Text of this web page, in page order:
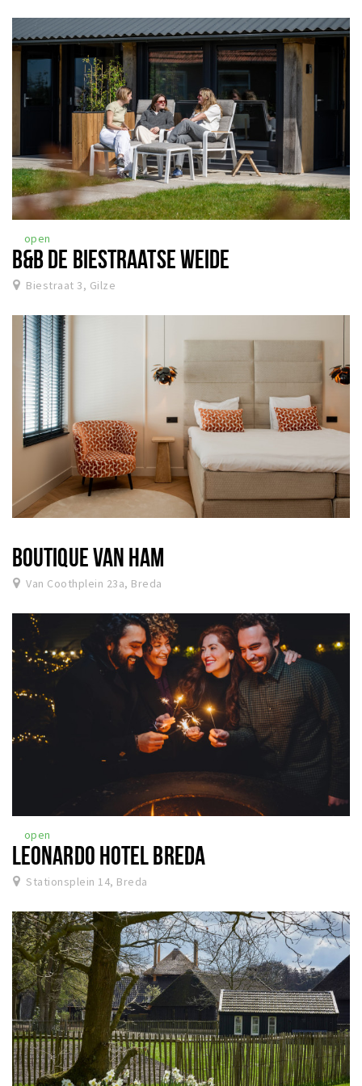
open
B&B DE BIESTRAATSE WEIDE
Biestraat 3, Gilze
BOUTIQUE VAN HAM
Van Coothplein 23a, Breda
open
LEONARDO HOTEL BREDA
Stationsplein 14, Breda